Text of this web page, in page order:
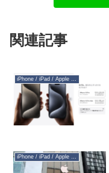
関連記事